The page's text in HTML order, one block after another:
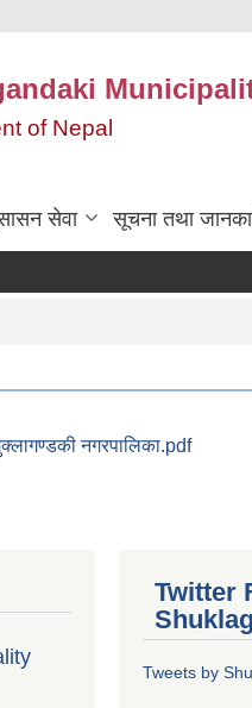
of Nepal
सेवा सूचना तथा
नगरपालिका.pdf
Twitter
Tweets by